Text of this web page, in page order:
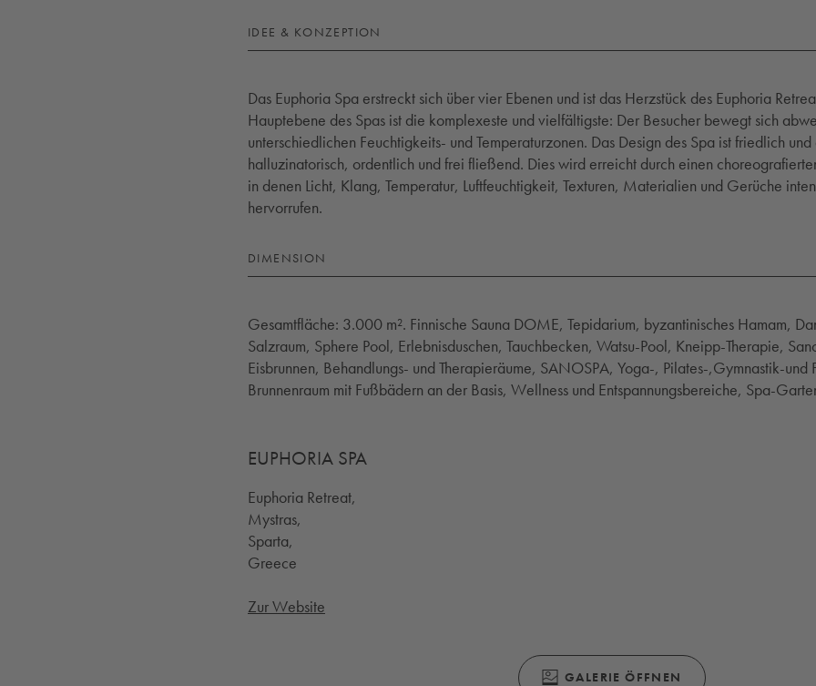
IDEE & KONZEPTION
Das Euphoria Spa erstreckt sich über vier Ebenen und ist das Herzstück des Euphoria
Hauptebene des Spas ist die komplexeste und vielfältigste: Der Besucher bewegt sich
unterschiedlichen Feuchtigkeits- und Temperaturzonen. Das Design des Spa ist friedlich
halluzinatorisch, ordentlich und frei fließend. Dies wird erreicht durch einen
in denen Licht, Klang, Temperatur, Luftfeuchtigkeit, Texturen, Materialien und Gerüche
hervorrufen.
DIMENSION
Gesamtfläche: 3.000 m². Finnische Sauna DOME, Tepidarium, byzantinisches Hamam,
Salzraum, Sphere Pool, Erlebnisduschen, Tauchbecken, Watsu-Pool, Kneipp-Therapie,
Eisbrunnen, Behandlungs- und Therapieräume, SANOSPA, Yoga-, Pilates-,Gymnastik-und
Brunnenraum mit Fußbädern an der Basis, Wellness und Entspannungsbereiche, Spa-
EUPHORIA SPA
Euphoria Retreat,
Mystras,
Sparta,
Greece
Zur Website
GALERIE ÖFFNEN
(ÖFFNET SICH IN EINEM MODALEN